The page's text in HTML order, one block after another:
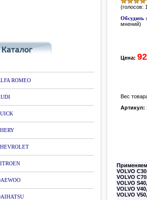
ROMEO
(голосов:
Обсудить
мнений)
Цена:
Вес
Артикул:
VOLVO
VOLVO
VOLVO
VOLVO
VOLVO